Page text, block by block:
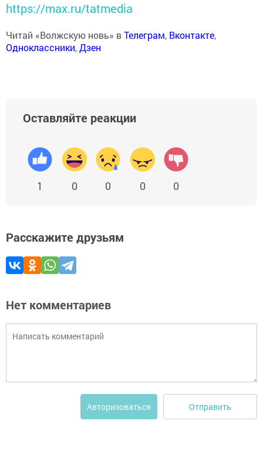
https://max.ru/tatmedia
Читай «Волжскую новь» вТелеграм, Вконтакте,
Одноклассники,Дзен
Оставляйте реакции
1 0 0 0 0
Расскажите друзьям
Нет комментариев
Авторизоваться Отправить